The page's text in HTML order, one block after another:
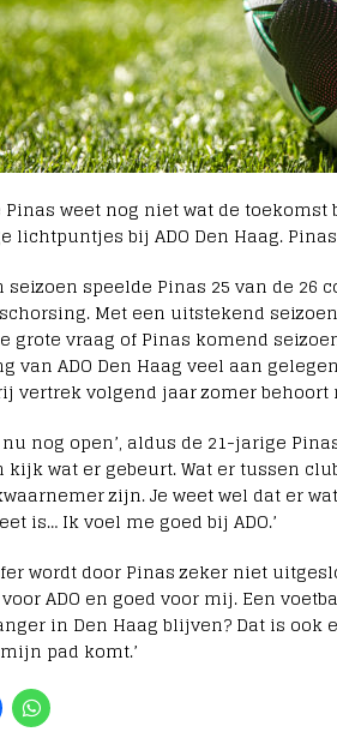
weet nog niet wat de
lichtpuntjes bij ADO Den Haag.
seizoen speelde Pinas 25 van de
Met een uitstekend
grote vraag of Pinas komend
van ADO Den Haag veel aan
vertrek volgend jaar zomer behoort
nog open’, aldus de 21-jarige
kijk wat er gebeurt. Wat er tussen
zijn. Je weet wel dat er
is… Ik voel me goed bij ADO.’
wordt door Pinas zeker niet
ADO en goed voor mij. Een
in Den Haag blijven? Dat is
pad komt.’